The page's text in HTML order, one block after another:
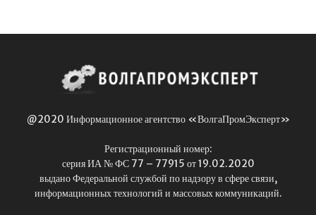
@2020 Информационное агентство «ВолгаПромЭксперт»
Регистрационный номер:
серия ИА № ФС 77 – 77915 от 19.02.2020
выдано Федеральной службой по надзору в сфере связи,
информационных технологий и массовых коммуникаций.